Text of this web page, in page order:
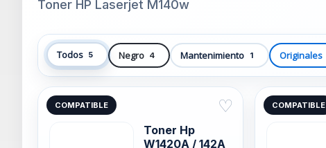
Toner HP Laserjet M140w
Todos 5 Negro 4 Mantenimiento 1 Originales
COMPATIBLE ♡
Toner Hp
W1420A / 142A
COMPATIBLE